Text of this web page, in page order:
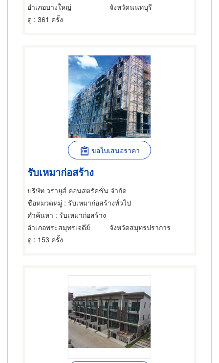
อำเภอบางใหญ่
จังหวัดนนทบุรี
ดู : 361 ครั้ง
ขอใบเสนอราคา
รับเหมาก่อสร้าง
บริษัท วรายุส์ คอนสตรัคชั่น จำกัด
ชื่อหมวดหมู่ : รับเหมาก่อสร้างทั่วไป
คำค้นหา : รับเหมาก่อสร้าง
อำเภอพระสมุทรเจดีย์
จังหวัดสมุทรปราการ
ดู : 153 ครั้ง